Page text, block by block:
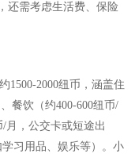
还需考虑生活费、保险
1500-2000纽币，涵盖住
餐饮（约400-600纽币/
月，公交卡或短途出
习用品、娱乐等）。小